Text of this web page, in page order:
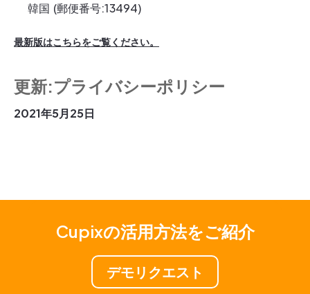
韓国 (郵便番号:13494)
最新版はこちらをご覧ください。
更新:プライバシーポリシー
2021年5月25日
Cupixの活用方法をご紹介
デモリクエスト